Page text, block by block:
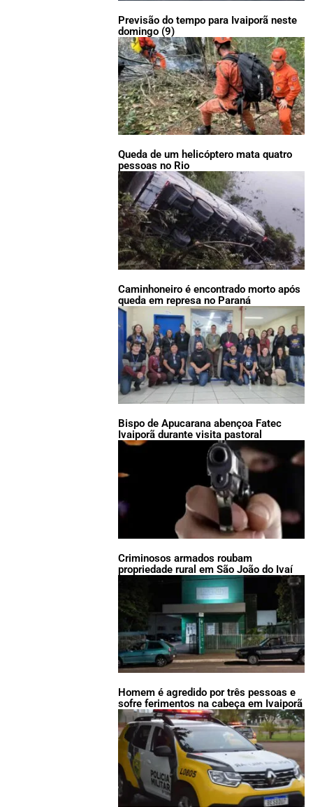
Previsão do tempo para Ivaiporã neste
domingo (9)
Queda de um helicóptero mata quatro
pessoas no Rio
Caminhoneiro é encontrado morto após
queda em represa no Paraná
Bispo de Apucarana abençoa Fatec
Ivaiporã durante visita pastoral
Criminosos armados roubam
propriedade rural em São João do Ivaí
Homem é agredido por três pessoas e
sofre ferimentos na cabeça em Ivaiporã